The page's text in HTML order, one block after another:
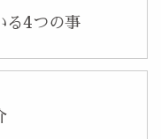
る4つの事